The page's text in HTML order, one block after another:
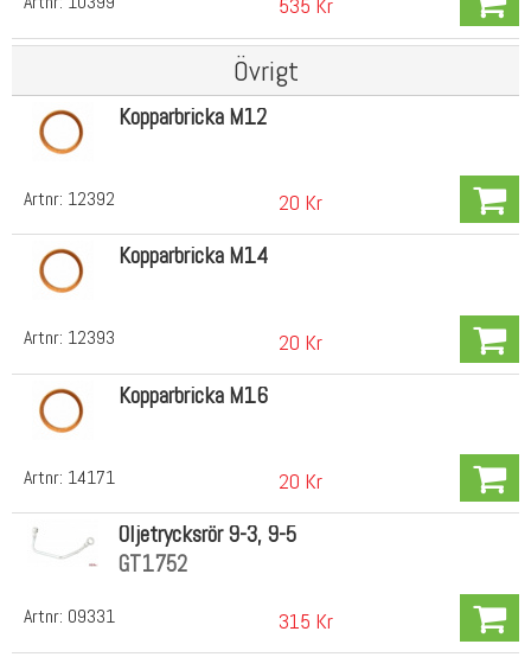
535 Kr
Övrigt
Artnr: 12392
Kopparbricka M12
20 Kr
Artnr: 12393
Kopparbricka M14
20 Kr
Artnr: 14171
Kopparbricka M16
20 Kr
Artnr: 09331
Oljetrycksrör 9-3, 9-5
GT1752
315 Kr